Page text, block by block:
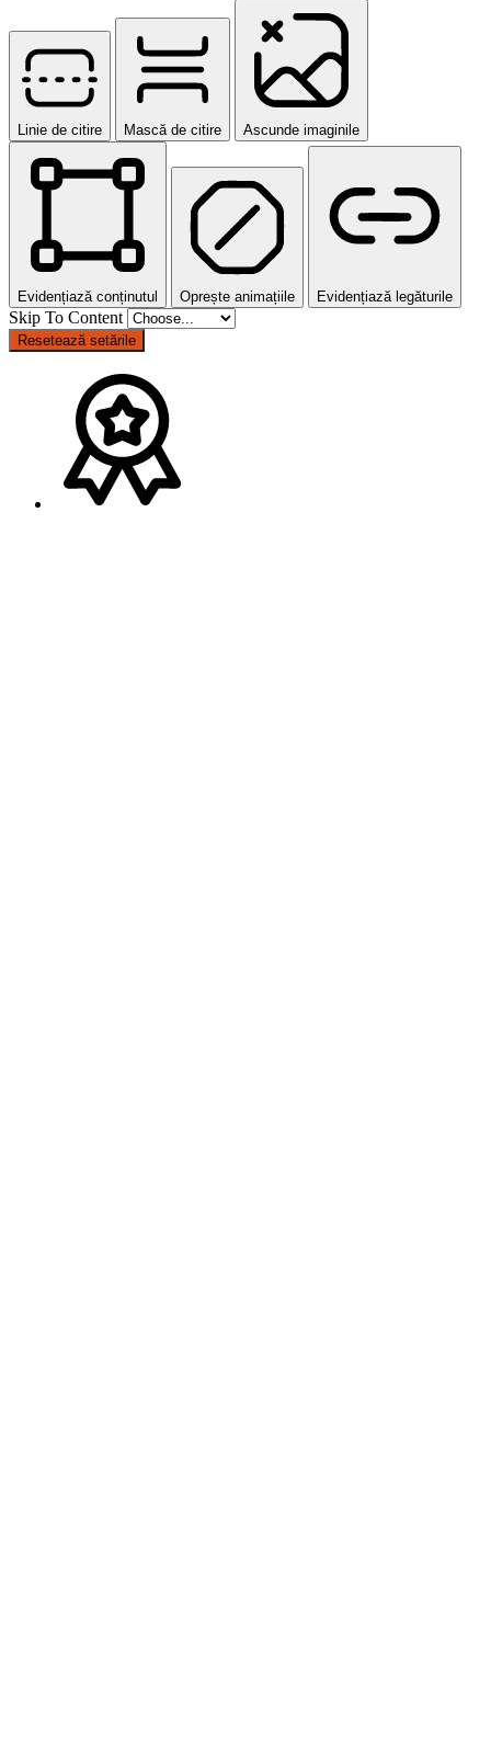
Linie de citire Mască de citire Ascunde imaginile
Evidențiază conținutul Oprește animațiile Evidențiază legăturile
Skip To Content
Resetează setările